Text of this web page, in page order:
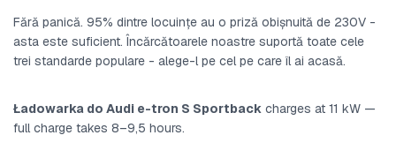
Fără panică. 95% dintre locuințe au o priză obișnuită de 230V -
asta este suficient. Încărcătoarele noastre suportă toate cele
trei standarde populare - alege-l pe cel pe care îl ai acasă.
Ładowarka do Audi e-tron S Sportback charges at 11 kW —
full charge takes 8–9,5 hours.